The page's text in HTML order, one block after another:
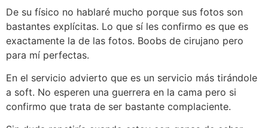
De su físico no hablaré mucho porque sus fotos son
bastantes explícitas. Lo que sí les confirmo es que es
exactamente la de las fotos. Boobs de cirujano pero
para mí perfectas.
En el servicio advierto que es un servicio más tirándole
a soft. No esperen una guerrera en la cama pero si
confirmo que trata de ser bastante complaciente.